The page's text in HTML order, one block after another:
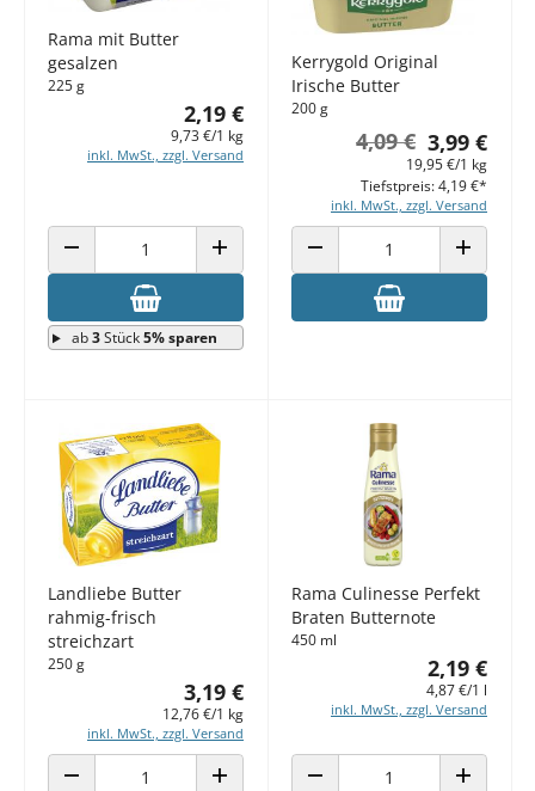
Rama mit Butter
gesalzen
225 g
2,19 €
9,73 €/1 kg
inkl. MwSt., zzgl. Versand
ANZAHL VERRINGERN ANZAHL ERHÖHEN
ab3Stück5% sparen
Kerrygold Original
Irische Butter
200 g
3,99 €
4,09 €
19,95 €/1 kg
inkl. MwSt., zzgl. Versand
Tiefstpreis: 4,19 €*
ANZAHL VERRINGERN ANZAHL
Landliebe Butter
rahmig-frisch
streichzart
250 g
3,19 €
12,76 €/1 kg
inkl. MwSt., zzgl. Versand
Rama Culinesse Perfekt
Braten Butternote
450 ml
2,19 €
4,87 €/1 l
inkl. MwSt., zzgl. Versand